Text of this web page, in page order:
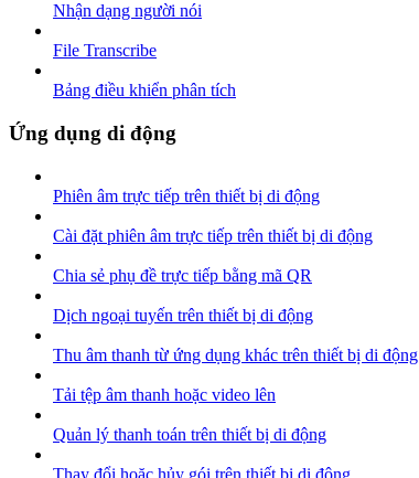
Nhận dạng người nói
File Transcribe
Bảng điều khiển phân tích
Ứng dụng di động
Phiên âm trực tiếp trên thiết bị di động
Cài đặt phiên âm trực tiếp trên thiết bị di động
Chia sẻ phụ đề trực tiếp bằng mã QR
Dịch ngoại tuyến trên thiết bị di động
Thu âm thanh từ ứng dụng khác trên thiết bị di động
Tải tệp âm thanh hoặc video lên
Quản lý thanh toán trên thiết bị di động
Thay đổi hoặc hủy gói trên thiết bị di động